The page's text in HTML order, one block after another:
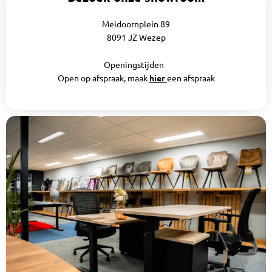
Meidoornplein 89
8091 JZ Wezep
Openingstijden
Open op afspraak, maak hiereen afspraak